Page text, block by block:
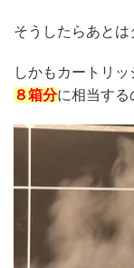
そうしたらあとは
しかもカートリッ
８箱分に相当する